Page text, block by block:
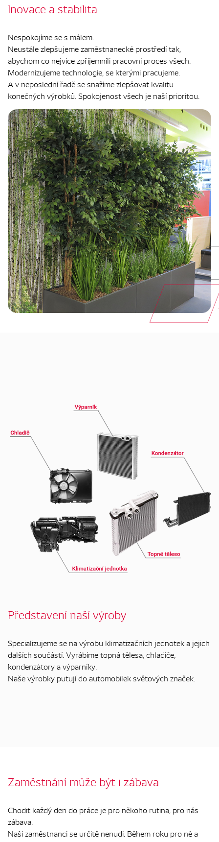
Inovace a stabilita
Nespokojíme se s málem.
Neustále zlepšujeme zaměstnanecké prostředí tak,
abychom co nejvíce zpříjemnili pracovní proces všech.
Modernizujeme technologie, se kterými pracujeme.
A v neposlední řadě se snažíme zlepšovat kvalitu
konečných výrobků. Spokojenost všech je naší prioritou.
Představení naší výroby
Specializujeme se na výrobu klimatizačních jednotek a jejich
dalších součástí. Vyrábíme topná tělesa, chladiče,
kondenzátory a výparníky.
Naše výrobky putují do automobilek světových značek.
Zaměstnání může být i zábava
Chodit každý den do práce je pro někoho rutina, pro nás
zábava.
Naši zaměstnanci se určitě nenudí. Během roku pro ně a